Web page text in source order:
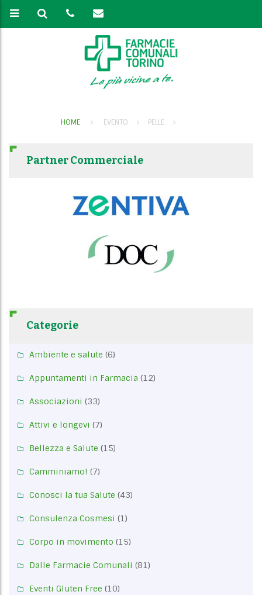
HOME EVENTO PELLE
Partner Commerciale
Categorie
Ambiente e salute (6)
Appuntamenti in Farmacia (12)
Associazioni (33)
Attivi e longevi (7)
Bellezza e Salute (15)
Camminiamo! (7)
Conosci la tua Salute (43)
Consulenza Cosmesi (1)
Corpo in movimento (15)
Dalle Farmacie Comunali (81)
Eventi Gluten Free (10)